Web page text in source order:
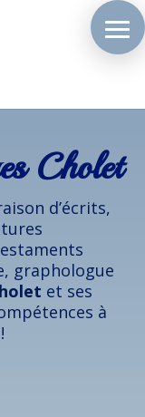
Cholet
d’écrits,
graphologue
et ses
à